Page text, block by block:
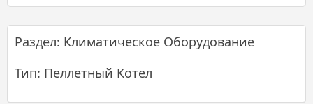
Раздел: Климатическое Оборудование
Тип: Пеллетный Котел